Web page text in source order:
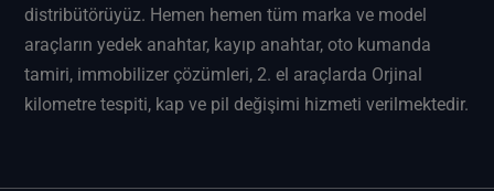
distribütörüyüz. Hemen hemen tüm marka ve model
araçların yedek anahtar, kayıp anahtar, oto kumanda
tamiri, immobilizer çözümleri, 2. el araçlarda Orjinal
kilometre tespiti, kap ve pil değişimi hizmeti verilmektedir.